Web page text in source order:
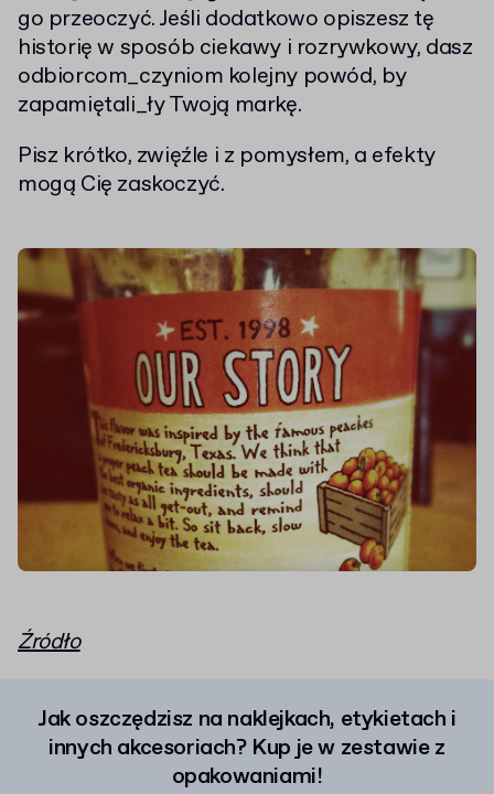
go przeoczyć. Jeśli dodatkowo opiszesz tę
historię w sposób ciekawy i rozrywkowy, dasz
odbiorcom_czyniom kolejny powód, by
zapamiętali_ły Twoją markę.
Pisz krótko, zwięźle i z pomysłem, a efekty
mogą Cię zaskoczyć.
Źródło
Jak oszczędzisz na naklejkach, etykietach i
innych akcesoriach? Kup je w zestawie z
opakowaniami!